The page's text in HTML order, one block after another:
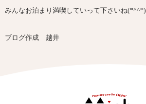
みんなお泊まり満喫していって下さいね(*^^*)
ブログ作成 越井